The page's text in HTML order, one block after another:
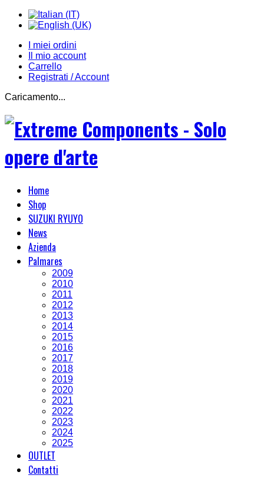
I miei ordini
Il mio account
Carrello
Registrati / Account
Caricamento...
Home
Shop
SUZUKI RYUYO
News
Azienda
Palmares
2009
2010
2011
2012
2013
2014
2015
2016
2017
2018
2019
2020
2021
2022
2023
2024
2025
OUTLET
Contatti